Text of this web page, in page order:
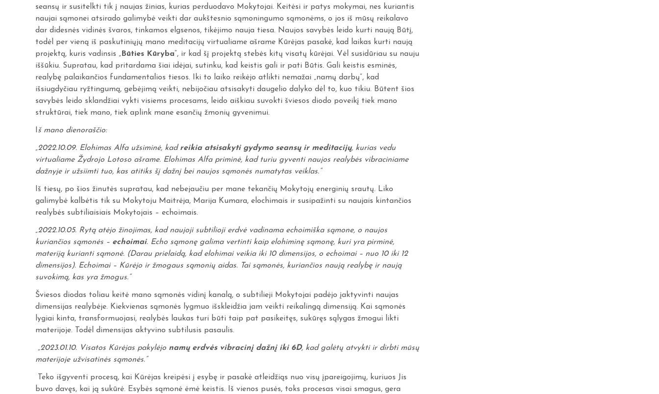
seansų ir susitelkti tik į naujas žinias, kurias perduodavo Mokytojai. Keitėsi ir patys mokymai, nes kuriantis
naujai sąmonei atsirado galimybė veikti dar aukštesnio sąmoningumo sąmonėms, o jos iš mūsų reikalavo
dar didesnės vidinės švaros, tinkamos elgsenos, tikėjimo nauja tiesa. Naujos savybės leido kurti naują Būtį,
todėl per vieną iš paskutiniųjų mano meditacijų virtualiame ašrame Kūrėjas pasakė, kad laikas kurti naują
projektą, kuris vadinsis „Būties Kūryba“, ir kad šį projektą stebės kitų visatų kūrėjai. Vėl susidūriau su nauju
iššūkiu. Supratau, kad pritardama šiai idėjai, sutinku, kad keistis gali ir pati Būtis. Gali keistis esminės,
realybę palaikančios fundamentalios tiesos. Iki to laiko reikėjo atlikti nemažai „namų darbų“, kad
išsiugdyčiau ryžtingumą, gebėjimą veikti, nebijočiau atsisakyti daugelio dalyko dėl to, kuo tikiu. Būtent šios
savybės leido sklandžiai vykti visiems procesams, leido aiškiau suvokti šviesos diodo poveikį tiek mano
struktūrai, tiek mano, tiek aplink mane esančių žmonių gyvenimui.
Iš mano dienoraščio:
„2022.10.09. Elohimas Alfa užsiminė, kad reikia atsisakyti gydymo seansų ir meditacijų, kurias vedu
virtualiame Žydrojo Lotoso ašrame. Elohimas Alfa priminė, kad turiu gyventi naujos realybės vibraciniame
dažnyje ir užsiimti tuo, kas atitiks šį dažnį bei naujos sąmonės numatytas veiklas.“
Iš tiesų, po šios žinutės supratau, kad nebejaučiu per mane tekančių Mokytojų energinių srautų. Liko
galimybė kalbėtis tik su Mokytoju Maitrėja, Marija Kumara, elochimais ir susipažinti su naujais kintančios
realybės subtiliaisiais Mokytojais – echoimais.
„2022.10.05. Rytą atėjo žinojimas, kad naujoji subtilioji erdvė vadinama echoimiška sąmone, o naujos
kuriančios sąmonės – echoimai. Echo sąmonę galima vertinti kaip elohiminę sąmonę, kuri yra pirminė,
materiją kurianti sąmonė. (Darau prielaidą, kad elohimai veikia iki 10 dimensijos, o echoimai – nuo 10 iki 12
dimensijos). Echoimai – Kūrėjo ir žmogaus sąmonių aidas. Tai sąmonės, kuriančios naują realybę ir naują
suvokimą, kas yra žmogus.“
Šviesos diodas toliau keitė mano sąmonės vidinį kanalą, o subtilieji Mokytojai padėjo įaktyvinti naujas
dimensijas realybėje. Kiekvienas sąmonės lygmuo išskleidžia jam veikti reikalingą dimensiją. Kai sąmonės
lygiai kinta, transformuojasi, realybės laukas turi būti taip pat pasikeitęs, sukūręs sąlygas žmogui likti
materijoje. Todėl dimensijas aktyvino subtilusis pasaulis.
„2023.01.10. Visatos Kūrėjas pakylėjo namų erdvės vibracinį dažnį iki 6D, kad galėtų atvykti ir dirbti mūsų
materijoje užvisatinės sąmonės.“
Teko išgyventi procesą, kai Kūrėjas kreipėsi į esybę ir pasakė atleidžiąs nuo visų įpareigojimų, kuriuos Jis
buvo davęs, kai ją sukūrė. Esybės sąmonė ėmė keistis. Iš vienos pusės, toks procesas visai smagus, gera